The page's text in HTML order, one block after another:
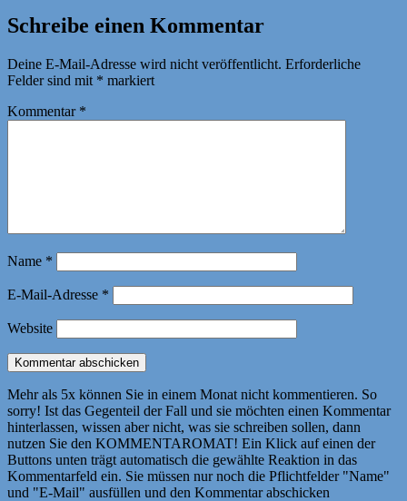
Schreibe einen Kommentar
Deine E-Mail-Adresse wird nicht veröffentlicht. Erforderliche
Felder sind mit * markiert
Kommentar *
Name *
E-Mail-Adresse *
Website
Mehr als 5x können Sie in einem Monat nicht kommentieren. So
sorry! Ist das Gegenteil der Fall und sie möchten einen Kommentar
hinterlassen, wissen aber nicht, was sie schreiben sollen, dann
nutzen Sie den KOMMENTAROMAT! Ein Klick auf einen der
Buttons unten trägt automatisch die gewählte Reaktion in das
Kommentarfeld ein. Sie müssen nur noch die Pflichtfelder "Name"
und "E-Mail" ausfüllen und den Kommentar abschicken